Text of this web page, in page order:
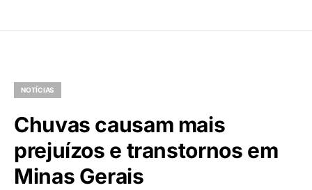
NOTÍCIAS
Chuvas causam mais
prejuízos e transtornos em
Minas Gerais